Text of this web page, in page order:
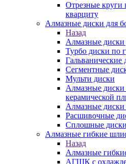
Отрезные круги
кварциту
Алмазные диски для
Назад
Алмазные
Турбо диски по
Сегментные
Мульти диски
Алмазные диски
керамической
Алмазные диски
Расшивочные
Сплошные
Алмазные гибкие
Назад
Алмазные
АГШК с